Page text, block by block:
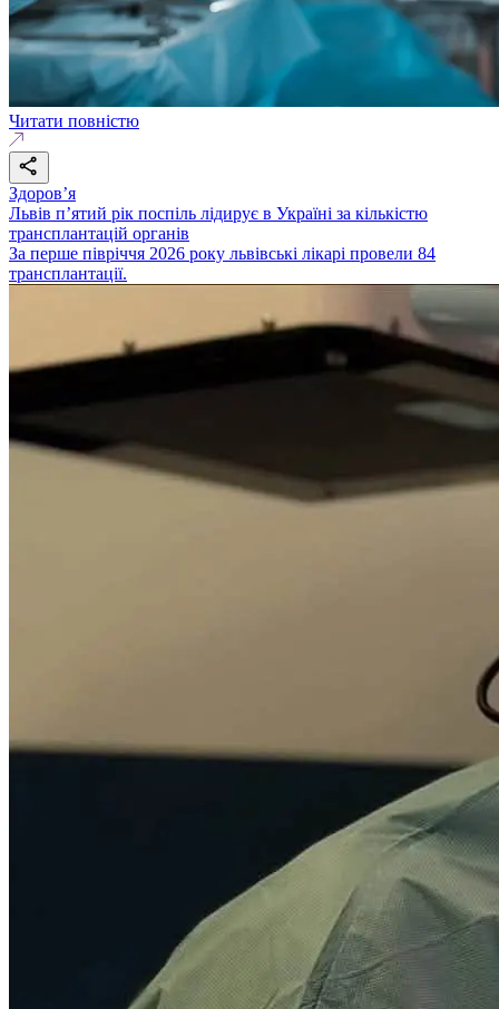
Читати повністю
Здоровʼя
Львів п’ятий рік поспіль лідирує в Україні за кількістю
трансплантацій органів
За перше півріччя 2026 року львівські лікарі провели 84
трансплантації.